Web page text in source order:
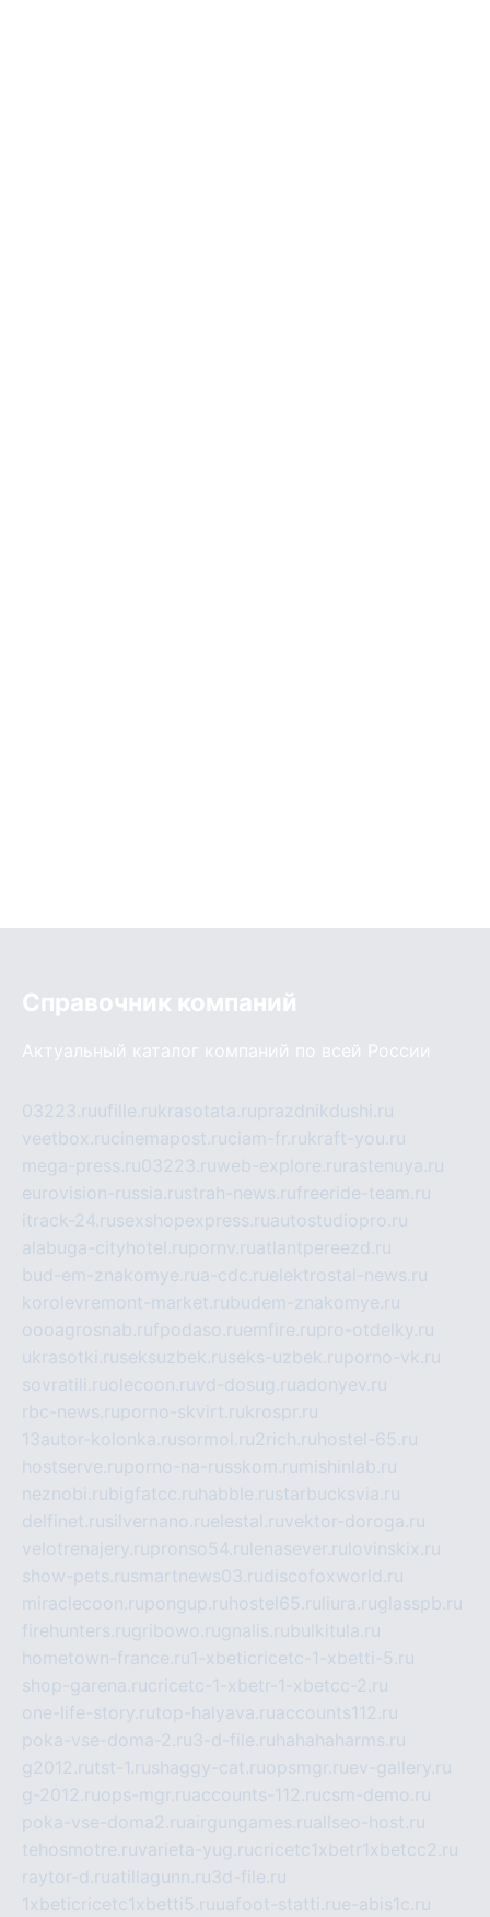
Справочник компаний
Актуальный каталог компаний по всей России
03223.ruufille.rukrasotata.ruprazdnikdushi.ru
veetbox.rucinemapost.ruciam-fr.rukraft-you.ru
mega-press.ru03223.ruweb-explore.ru rastenuya.ru
eurovision-russia.rustrah-news.rufreeride-team.ru
itrack-24.rusexshopexpress.ruautostudiopro.ru
alabuga-cityhotel.rupornv.ruatlantpereezd.ru
bud-em-znakomye.rua-cdc.ruelektrostal-news.ru
korolevremont-market.rubudem-znakomye.ru
oooagrosnab.rufpodaso.ruemfire.rupro-otdelky.ru
ukrasotki.ruseksuzbek.ruseks-uzbek.ruporno-vk.ru
sovratili.ruolecoon.ruvd-dosug.ruadonyev.ru
rbc-news.ruporno-skvirt.rukrospr.ru
13autor-kolonka.rusormol.ru2rich.ru hostel-65.ru
hostserve.ruporno-na-russkom.ru mishinlab.ru
neznobi.rubigfatcc.ru habble.rustarbucksvia.ru
delfinet.rusilvernano.ruelestal.ruvektor-doroga.ru
velotrenajery.rupronso54.ru lenasever.ru lovinskix.ru
show-pets.rusmartnews03.rudiscofoxworld.ru
miraclecoon.rupongup.ru hostel65.ru liura.ruglasspb.ru
firehunters.rugribowo.rugnalis.rubulkitula.ru
hometown-france.ru1-xbeticricetc-1-xbetti-5.ru
shop-garena.rucricetc-1-xbetr-1-xbetcc-2.ru
one-life-story.rutop-halyava.ruaccounts112.ru
poka-vse-doma-2.ru3-d-file.ru hahahaharms.ru
g2012.rutst-1.rushaggy-cat.ruopsmgr.ruev-gallery.ru
g-2012.ruops-mgr.ruaccounts-112.rucsm-demo.ru
poka-vse-doma2.ruairgungames.ruallseo-host.ru
tehosmotre.ruvarieta-yug.rucricetc1xbetr1xbetcc2.ru
raytor-d.ruatillagunn.ru3d-file.ru
1xbeticricetc1xbetti5.ruuafoot-statti.rue-abis1c.ru